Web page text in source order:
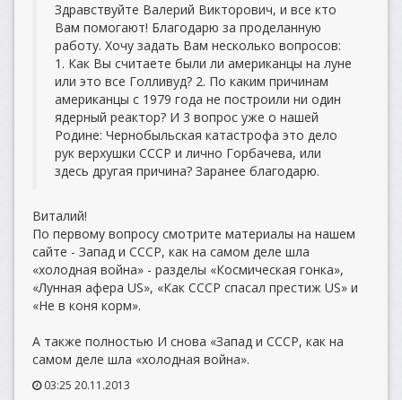
Здравствуйте Валерий Викторович, и все кто
Вам помогают! Благодарю за проделанную
работу. Хочу задать Вам несколько вопросов:
1. Как Вы считаете были ли американцы на луне
или это все Голливуд? 2. По каким причинам
американцы с 1979 года не построили ни один
ядерный реактор? И 3 вопрос уже о нашей
Родине: Чернобыльская катастрофа это дело
рук верхушки СССР и лично Горбачева, или
здесь другая причина? Заранее благодарю.
Виталий!
По первому вопросу смотрите материалы на нашем
сайте - Запад и СССР, как на самом деле шла
«холодная война» - разделы «Космическая гонка»,
«Лунная афера US», «Как СССР спасал престиж US» и
«Не в коня корм».
А также полностью И снова «Запад и СССР, как на
самом деле шла «холодная война».
03:25 20.11.2013